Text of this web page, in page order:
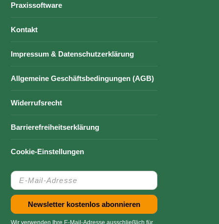
Praxissoftware
Kontakt
Impressum & Datenschutzerklärung
Allgemeine Geschäftsbedingungen (AGB)
Widerrufsrecht
Barrierefreiheitserklärung
Cookie-Einstellungen
Wir verwenden Ihre E-Mail-Adresse ausschließlich für